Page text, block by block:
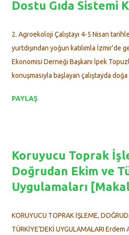
Toprak İşlemesiz Doğrudan Ekimin
Rotasyonu, Bitki Rotasyonu....
Dostu Gıda Sistemi
2. Agroekoloji Çalıştayı 4-5 Nisan
yurtdışından yoğun katılımla İzmir'de
Ekonomisi Derneği Başkanı İpek
konuşmasıyla başlayan çalıştayda
düzenlediği 2. Agroekoloji Çalıştayı,
Yurtdışı ve yurtiçinden katılımcıların
konuşmasını Tarım Ekonomisi
yaptı. "Ekolojik kriz, toplum olarak
eden Tarım Ekonomisi Derneği Başkanı
Topuzluoğlu konuşmasında şunları
PAYLAŞ
Koruyucu Toprak
Doğrudan Ekim ve
Uygulamaları
KORUYUCU TOPRAK İŞLEME,
TÜRKİYE’DEKİ UYGULAMALARI Erdem